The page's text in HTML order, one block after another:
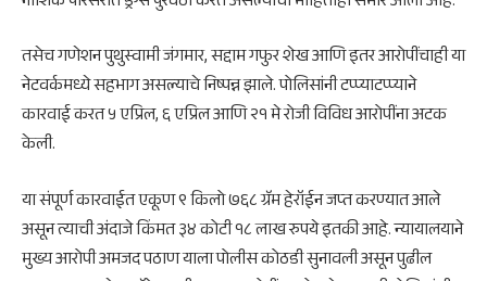
तसेच गणेशन पुथुस्वामी जंगमार, सद्दाम गफुर शेख आणि इतर आरोपींचाही या
नेटवर्कमध्ये सहभाग असल्याचे निष्पन्न झाले. पोलिसांनी टप्प्याटप्प्याने
कारवाई करत ५ एप्रिल, ६ एप्रिल आणि २१ मे रोजी विविध आरोपींना अटक
केली.
या संपूर्ण कारवाईत एकूण ९ किलो ७६८ ग्रॅम हेरॉईन जप्त करण्यात आले
असून त्याची अंदाजे किंमत ३४ कोटी १८ लाख रुपये इतकी आहे. न्यायालयाने
मुख्य आरोपी अमजद पठाण याला पोलीस कोठडी सुनावली असून पुढील